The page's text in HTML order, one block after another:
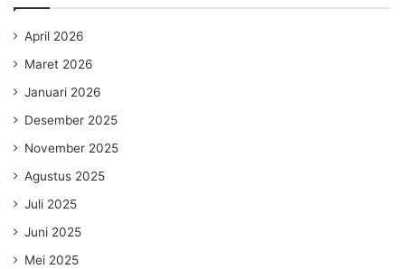
April 2026
Maret 2026
Januari 2026
Desember 2025
November 2025
Agustus 2025
Juli 2025
Juni 2025
Mei 2025